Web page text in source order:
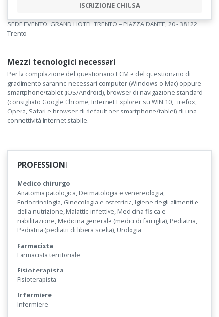
ISCRIZIONE CHIUSA
SEDE EVENTO: GRAND HOTEL TRENTO – PIAZZA DANTE, 20 - 38122
Trento
Mezzi tecnologici necessari
Per la compilazione del questionario ECM e del questionario di
gradimento saranno necessari computer (Windows o Mac) oppure
smartphone/tablet (iOS/Android), browser di navigazione standard
(consigliato Google Chrome, Internet Explorer su WIN 10, Firefox,
Opera, Safari e browser di default per smartphone/tablet) di una
connettività Internet stabile.
PROFESSIONI
Medico chirurgo
Anatomia patologica, Dermatologia e venereologia,
Endocrinologia, Ginecologia e ostetricia, Igiene degli alimenti e
della nutrizione, Malattie infettive, Medicina fisica e
riabilitazione, Medicina generale (medici di famiglia), Pediatria,
Pediatria (pediatri di libera scelta), Urologia
Farmacista
Farmacista territoriale
Fisioterapista
Fisioterapista
Infermiere
Infermiere